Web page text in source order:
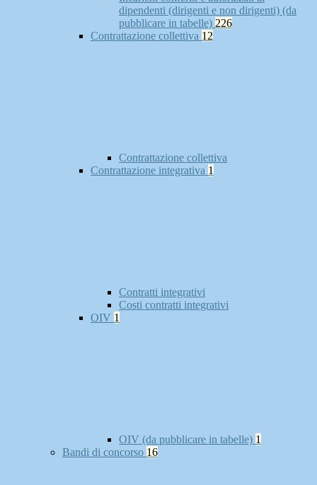
dipendenti (dirigenti e non dirigenti) (da
pubblicare in tabelle) 226
Contrattazione collettiva 12
Contrattazione collettiva
Contrattazione integrativa 1
Contratti integrativi
Costi contratti integrativi
OIV 1
OIV (da pubblicare in tabelle) 1
Bandi di concorso 16